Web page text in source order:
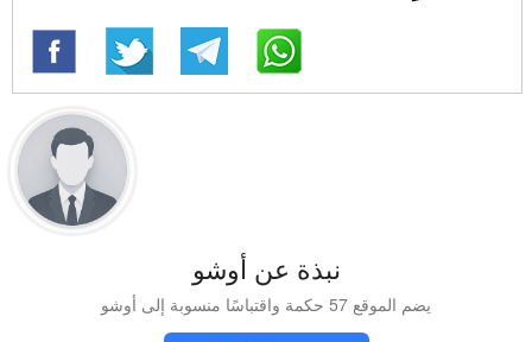
نبذة عن أوشو
يضم الموقع 57 حكمة واقتباسًا منسوبة إلى أوشو